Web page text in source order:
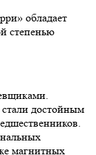
обладает
степенью
достойным
магнитных